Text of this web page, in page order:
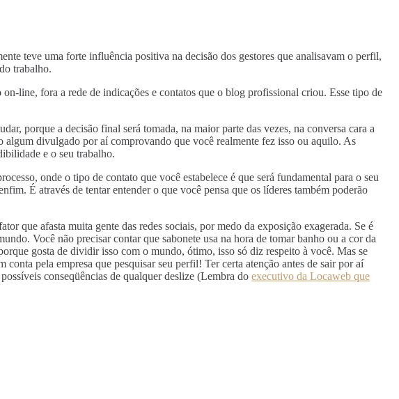
teve uma forte influência positiva na decisão dos gestores que analisavam o perfil,
trabalho.
line, fora a rede de indicações e contatos que o blog profissional criou. Esse tipo de
porque a decisão final será tomada, na maior parte das vezes, na conversa cara a
divulgado por aí comprovando que você realmente fez isso ou aquilo. As
e o seu trabalho.
onde o tipo de contato que você estabelece é que será fundamental para o seu
É através de tentar entender o que você pensa que os líderes também poderão
que afasta muita gente das redes sociais, por medo da exposição exagerada. Se é
Você não precisar contar que sabonete usa na hora de tomar banho ou a cor da
gosta de dividir isso com o mundo, ótimo, isso só diz respeito à você. Mas se
pela empresa que pesquisar seu perfil! Ter certa atenção antes de sair por aí
conseqüências de qualquer deslize (Lembra do executivo da Locaweb que